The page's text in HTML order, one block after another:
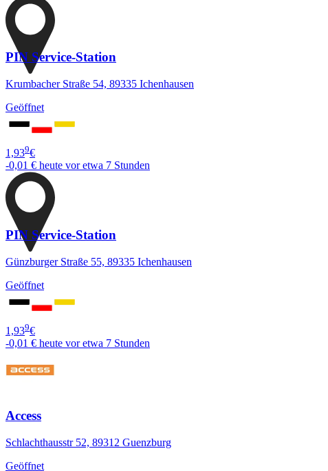
PIN Service-Station
Krumbacher Straße 54, 89335 Ichenhausen
Geöffnet
1,939€
-0,01 € heute vor etwa 7 Stunden
PIN Service-Station
Günzburger Straße 55, 89335 Ichenhausen
Geöffnet
1,939€
-0,01 € heute vor etwa 7 Stunden
Access
Schlachthausstr 52, 89312 Guenzburg
Geöffnet